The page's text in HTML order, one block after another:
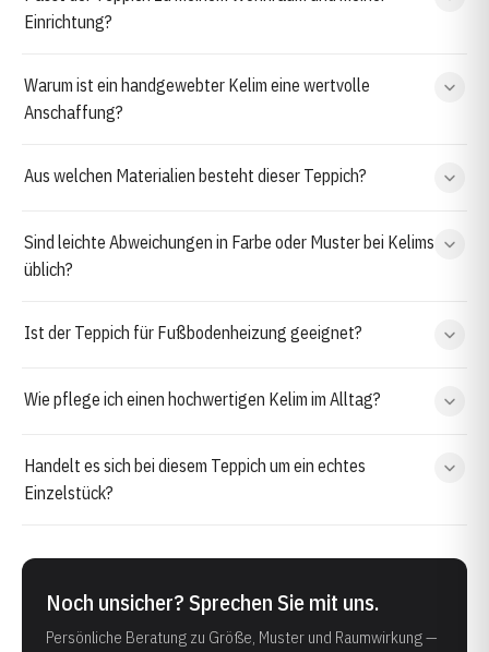
Einrichtung?
Warum ist ein handgewebter Kelim eine wertvolle
Anschaffung?
Aus welchen Materialien besteht dieser Teppich?
Sind leichte Abweichungen in Farbe oder Muster bei Kelims
üblich?
Ist der Teppich für Fußbodenheizung geeignet?
Wie pflege ich einen hochwertigen Kelim im Alltag?
Handelt es sich bei diesem Teppich um ein echtes
Einzelstück?
Noch unsicher? Sprechen Sie mit uns.
Persönliche Beratung zu Größe, Muster und Raumwirkung —